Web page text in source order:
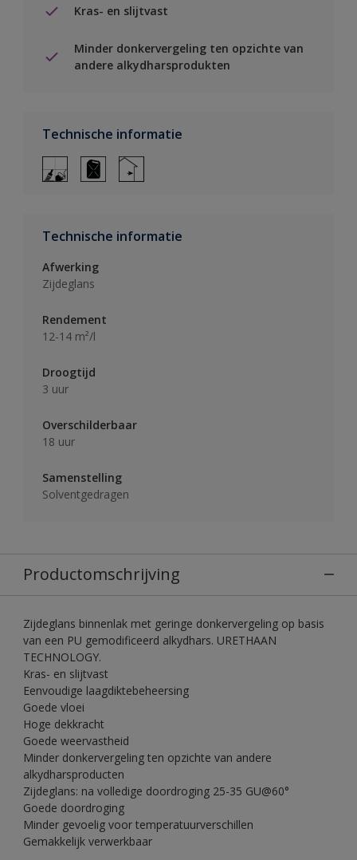
Kras- en slijtvast
Minder donkervergeling ten opzichte van
andere alkydharsprodukten
Technische informatie
Technische informatie
Afwerking
Zijdeglans
Rendement
12-14 m²/l
Droogtijd
3 uur
Overschilderbaar
18 uur
Samenstelling
Solventgedragen
Productomschrijving
Zijdeglans binnenlak met geringe donkervergeling op basis
van een PU gemodificeerd alkydhars. URETHAAN
TECHNOLOGY.
Kras- en slijtvast
Eenvoudige laagdiktebeheersing
Goede vloei
Hoge dekkracht
Goede weervastheid
Minder donkervergeling ten opzichte van andere
alkydharsproducten
Zijdeglans: na volledige doordroging 25-35 GU@60°
Goede doordroging
Minder gevoelig voor temperatuurverschillen
Gemakkelijk verwerkbaar